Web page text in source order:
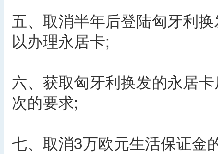
五、取消半年后登陆匈牙利
以办理永居卡;
六、获取匈牙利换发的永居
次的要求;
七、取消3万欧元生活保证金